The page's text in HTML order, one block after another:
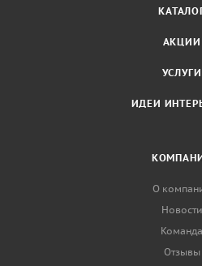
АКЦИИ
УСЛУГИ
ИДЕИ
О
Новости
Команда
Отзывы